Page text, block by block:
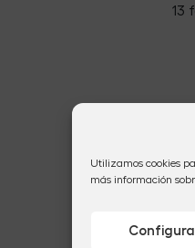
Utilizamos cookies
más información
13